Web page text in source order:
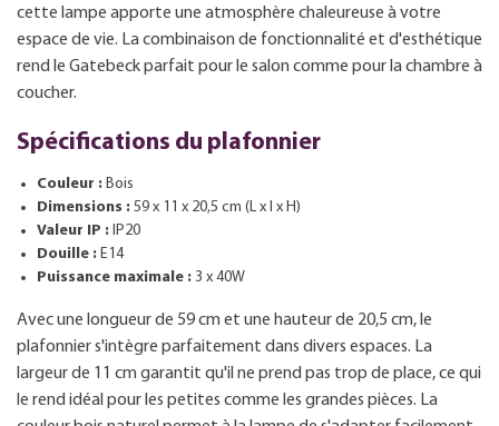
cette lampe apporte une atmosphère chaleureuse à votre
espace de vie. La combinaison de fonctionnalité et d'esthétique
rend le Gatebeck parfait pour le salon comme pour la chambre à
coucher.
Spécifications du plafonnier
Couleur : Bois
Dimensions : 59 x 11 x 20,5 cm (L x l x H)
Valeur IP : IP20
Douille : E14
Puissance maximale : 3 x 40W
Avec une longueur de 59 cm et une hauteur de 20,5 cm, le
plafonnier s'intègre parfaitement dans divers espaces. La
largeur de 11 cm garantit qu'il ne prend pas trop de place, ce qui
le rend idéal pour les petites comme les grandes pièces. La